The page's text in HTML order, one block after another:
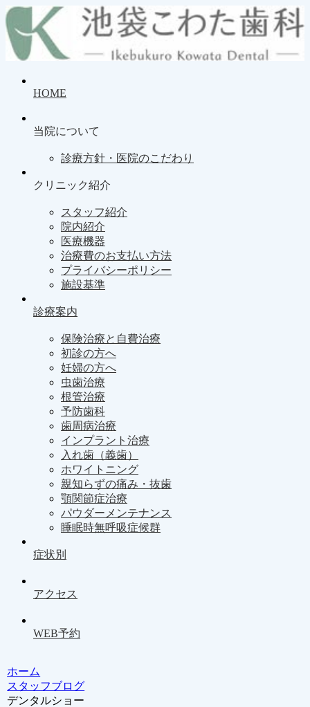
HOME
当院について
診療方針・医院のこだわり
クリニック紹介
スタッフ紹介
院内紹介
医療機器
治療費のお支払い方法
プライバシーポリシー
施設基準
診療案内
保険治療と自費治療
初診の方へ
妊婦の方へ
虫歯治療
根管治療
予防歯科
歯周病治療
インプラント治療
入れ歯（義歯）
ホワイトニング
親知らずの痛み・抜歯
顎関節症治療
パウダーメンテナンス
睡眠時無呼吸症候群
症状別
アクセス
WEB予約
ホーム
スタッフブログ
デンタルショー